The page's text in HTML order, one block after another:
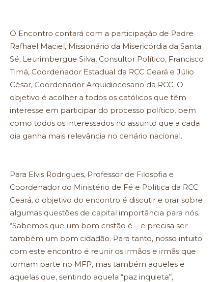
O Encontro contará com a participação de Padre
Rafhael Maciel, Missionário da Misericórdia da Santa
Sé, Leurimbergue Silva, Consultor Político, Francisco
Timá, Coordenador Estadual da RCC Ceará e Júlio
César, Coordenador Arquidiocesano da RCC. O
objetivo é acolher a todos os católicos que têm
interesse em participar do processo político, bem
como todos os interessados no assunto que a cada
dia ganha mais relevância no cenário nacional.
Para Elvis Rodrigues, Professor de Filosofia e
Coordenador do Ministério de Fé e Política da RCC
Ceará, o objetivo do encontro é discutir e orar sobre
algumas questões de capital importância para nós.
“Sabemos que um bom cristão é – e precisa ser –
também um bom cidadão. Para tanto, nosso intuito
com este encontro é reunir os irmãos e irmãs que
tomam parte no MFP, mas também aqueles e
aquelas que, sentindo aquela “paz inquieta”,